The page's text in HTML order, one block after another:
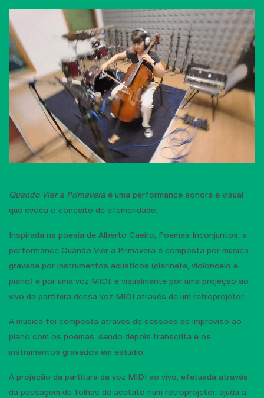
Quando Vier a Primavera é uma performance sonora e visual
que evoca o conceito de efemeridade.
Inspirada na poesia de Alberto Caeiro, Poemas Inconjuntos, a
performance Quando Vier a Primavera é composta por música
gravada por instrumentos acústicos (clarinete, violoncelo e
piano) e por uma voz MIDI; e visualmente por uma projeção ao
vivo da partitura dessa voz MIDI através de um retroprojetor.
A música foi composta através de sessões de improviso ao
piano com os poemas, sendo depois transcrita e os
instrumentos gravados em estúdio.
A projeção da partitura da voz MIDI ao vivo, efetuada através
da passagem de folhas de acetato num retroprojetor, ajuda a